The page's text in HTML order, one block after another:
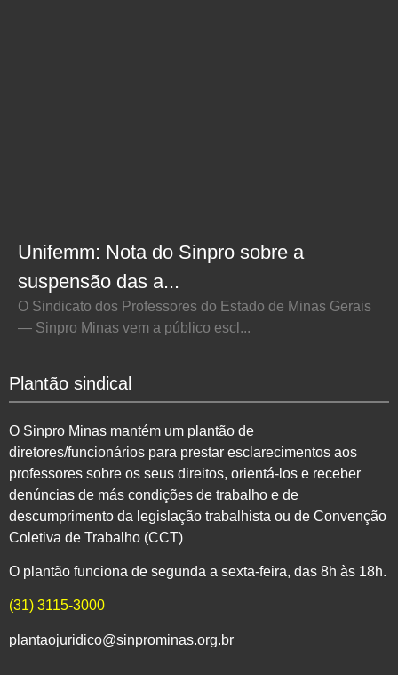
Unifemm: Nota do Sinpro sobre a
suspensão das a...
O Sindicato dos Professores do Estado de Minas Gerais
— Sinpro Minas vem a público escl...
Plantão sindical
O Sinpro Minas mantém um plantão de
diretores/funcionários para prestar esclarecimentos aos
professores sobre os seus direitos, orientá-los e receber
denúncias de más condições de trabalho e de
descumprimento da legislação trabalhista ou de Convenção
Coletiva de Trabalho (CCT)
O plantão funciona de segunda a sexta-feira, das 8h às 18h.
(31) 3115-3000
plantaojuridico@sinprominas.org.br